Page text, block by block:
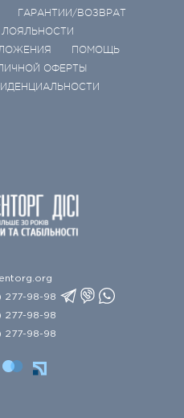
ГАРАНТИИ/ВОЗВРАТ
ПОМОЩЬ
ОФЕРТЫ
277-98-98
277-98-98
277-98-98